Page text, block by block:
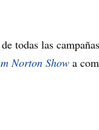
todas las
Norton Show a